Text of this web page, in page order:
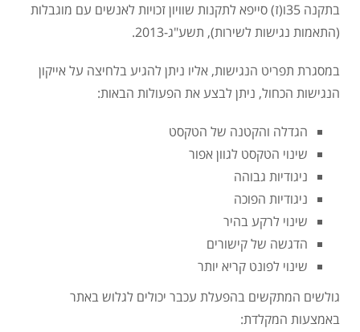
בתקנה 35ו(ז) סייפא לתקנות שוויון זכויות לאנשים עם מוגבלות
(התאמות נגישות לשירות), תשע"ג-2013.
במסגרת תפריט הנגישות, אליו ניתן להגיע בלחיצה על אייקון
הנגישות הכחול, ניתן לבצע את הפעולות הבאות:
הגדלה והקטנה של הטקסט
שינוי הטקסט לגוון אפור
ניגודיות גבוהה
ניגודיות הפוכה
שינוי לרקע בהיר
הדגשה של קישורים
שינוי לפונט קריא יותר
גולשים המתקשים בהפעלת עכבר יכולים לגלוש באתר
באמצעות המקלדת: